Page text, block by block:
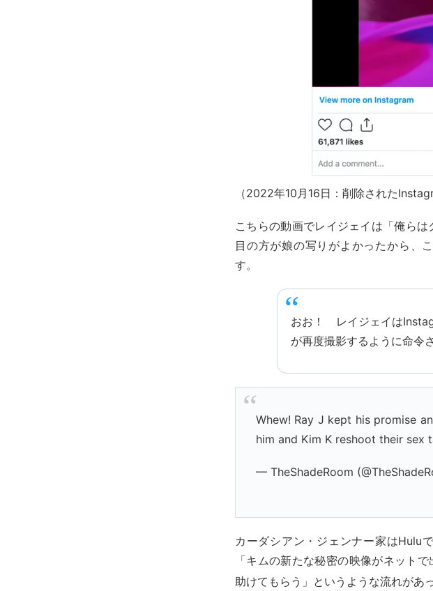
（2022年10月16日：削除された
こちらの動画でレイジェイは「俺ら
目の方が娘の写りがよかったから、
す。
おお！ レイジェイは
が再度撮影するように命令
Whew! Ray J kept his promise
him and Kim K reshoot their sex
— TheShadeRoom
カーダシアン・ジェンナー家はHulu
「キムの新たな秘密の映像がネット
助けてもらう」というような流れがあ